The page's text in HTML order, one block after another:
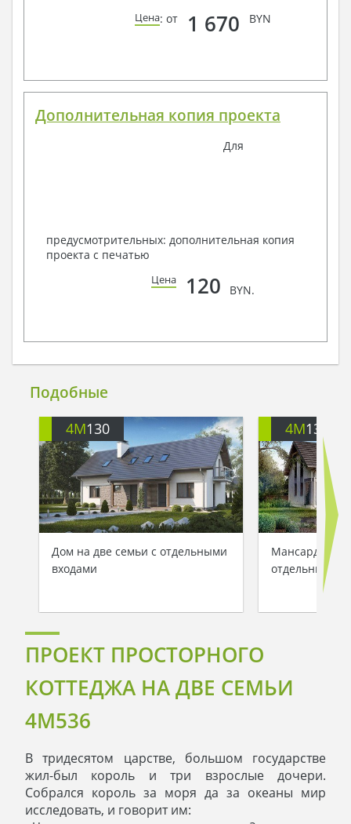
Цена: от 1 670 BYN
Дополнительная копия проекта
Для
предусмотрительных: дополнительная копия
проекта с печатью
Цена 120 BYN.
Подобные
4M130
Дом на две семьи с отдельными
входами
4M136
Мансардный
отдельными
ПРОЕКТ ПРОСТОРНОГО
КОТТЕДЖА НА ДВЕ СЕМЬИ
4M536
В тридесятом царстве, большом государстве
жил-был король и три взрослые дочери.
Собрался король за моря да за океаны мир
исследовать, и говорит им: